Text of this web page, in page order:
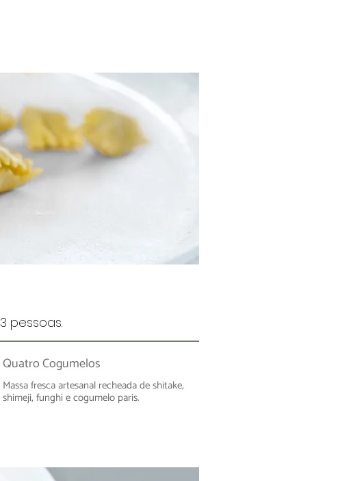
pessoas.
Quatro Cogumelos
Massa fresca artesanal recheada de shitake,
shimeji, funghi e cogumelo paris.